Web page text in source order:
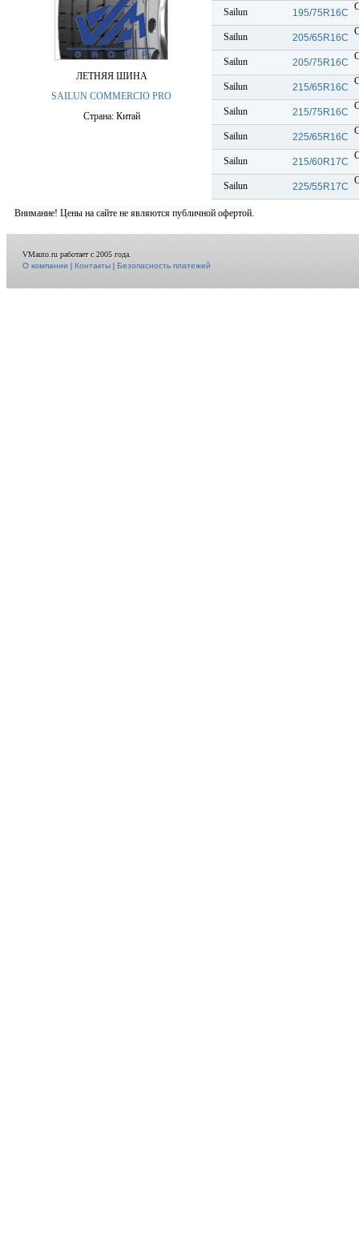
ЛЕТНЯЯ ШИНА
SAILUN COMMERCIO PRO
Страна: Китай
Sailun 195/75R16C
Sailun 205/65R16C
Sailun 205/75R16C
Sailun 215/65R16C
Sailun 215/75R16C
Sailun 225/65R16C
Sailun 215/60R17C
Sailun 225/55R17C
Внимание! Цены на сайте не являются публичной офертой.
VMauto.ru работает с 2005 года.
О компании|Контакты|Безопасность платежей